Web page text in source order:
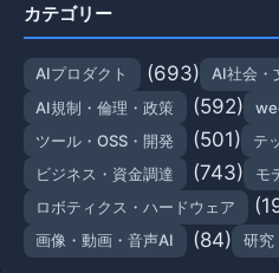
カテゴリー
AIプロダクト (693) AI社会・
AI規制・倫理・政策 (592)
ツール・OSS・開発 (501) テ
ビジネス・資金調達 (743) モ
ロボティクス・ハードウェア
画像・動画・音声AI (84) 研究